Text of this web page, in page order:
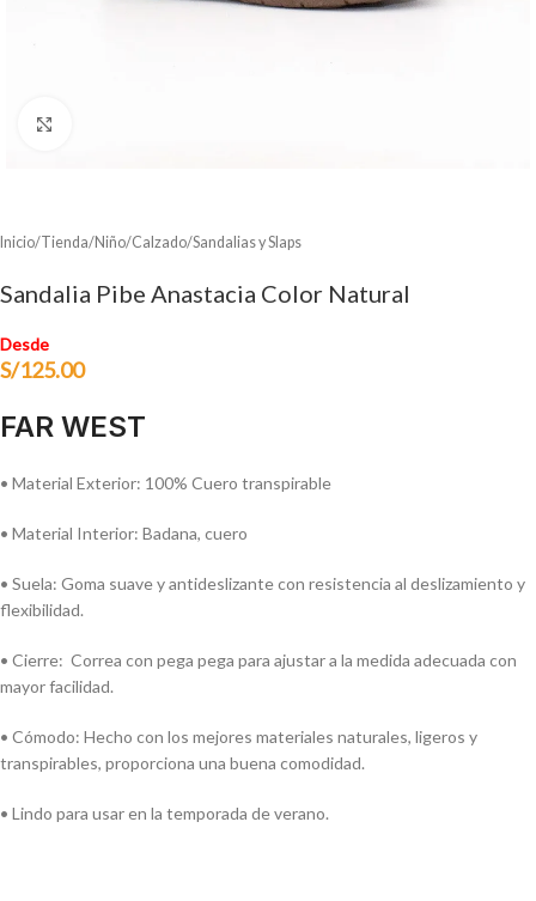
Inicio/Tienda/Niño/Calzado/Sandalias y Slaps
Sandalia Pibe Anastacia Color Natural
Desde
S/125.00
FAR WEST
• Material Exterior: 100% Cuero transpirable
• Material Interior: Badana, cuero
• Suela: Goma suave y antideslizante con resistencia al deslizamiento y
flexibilidad.
• Cierre: Correa con pega pega para ajustar a la medida adecuada con
mayor facilidad.
• Cómodo: Hecho con los mejores materiales naturales, ligeros y
transpirables, proporciona una buena comodidad.
• Lindo para usar en la temporada de verano.